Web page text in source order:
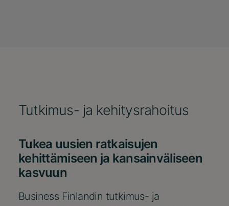
Tutkimus- ja kehitysrahoitus
Tukea uusien ratkaisujen
kehittämiseen ja kansainväliseen
kasvuun
Business Finlandin tutkimus- ja